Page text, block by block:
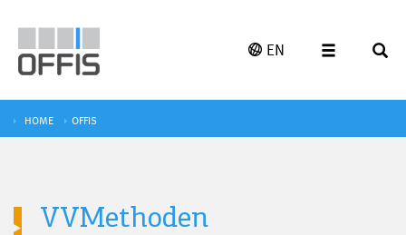
EN
HOME OFFIS
VVMethoden